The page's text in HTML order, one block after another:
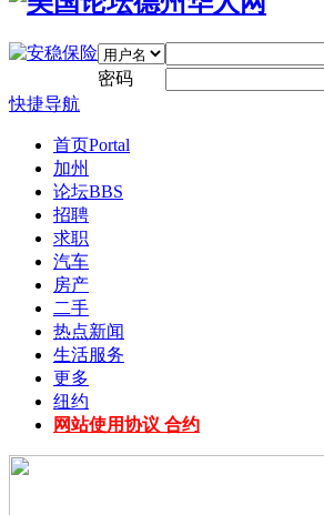
密码
快捷导航
首页Portal
加州
论坛BBS
招聘
求职
汽车
房产
二手
热点新闻
生活服务
更多
纽约
网站使用协议 合约